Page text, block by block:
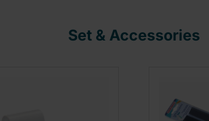
Set & Accessories